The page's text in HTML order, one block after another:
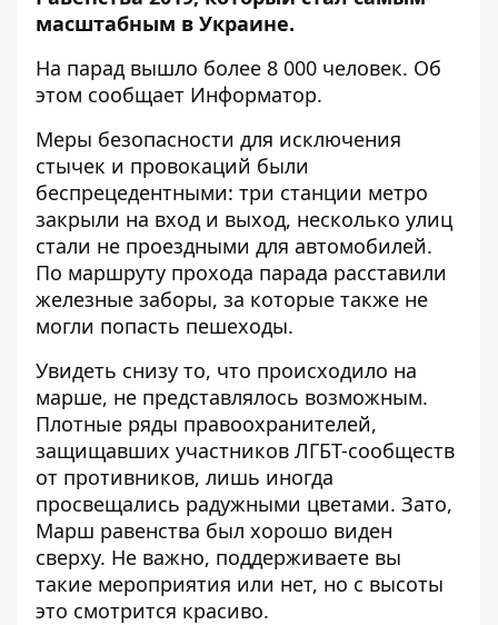
масштабным в Украине.
На парад вышло более 8 000 человек. Об
этом сообщает Информатор.
Меры безопасности для исключения
стычек и провокаций были
беспрецедентными: три станции метро
закрыли на вход и выход, несколько улиц
стали не проездными для автомобилей.
По маршруту прохода парада расставили
железные заборы, за которые также не
могли попасть пешеходы.
Увидеть снизу то, что происходило на
марше, не представлялось возможным.
Плотные ряды правоохранителей,
защищавших участников ЛГБТ-сообществ
от противников, лишь иногда
просвещались радужными цветами. Зато,
Марш равенства был хорошо виден
сверху. Не важно, поддерживаете вы
такие мероприятия или нет, но с высоты
это смотрится красиво.